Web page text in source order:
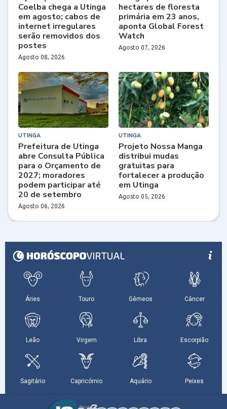
Coelba chega a Utinga
em agosto; cabos de
internet irregulares
serão removidos dos
postes
Agosto 08, 2026
hectares de floresta
primária em 23 anos,
aponta Global Forest
Watch
Agosto 07, 2026
UTINGA
Prefeitura de Utinga
abre Consulta Pública
para o Orçamento de
2027; moradores
podem participar até
20 de setembro
Agosto 06, 2026
UTINGA
Projeto Nossa Manga
distribui mudas
gratuitas para
fortalecer a produção
em Utinga
Agosto 05, 2026